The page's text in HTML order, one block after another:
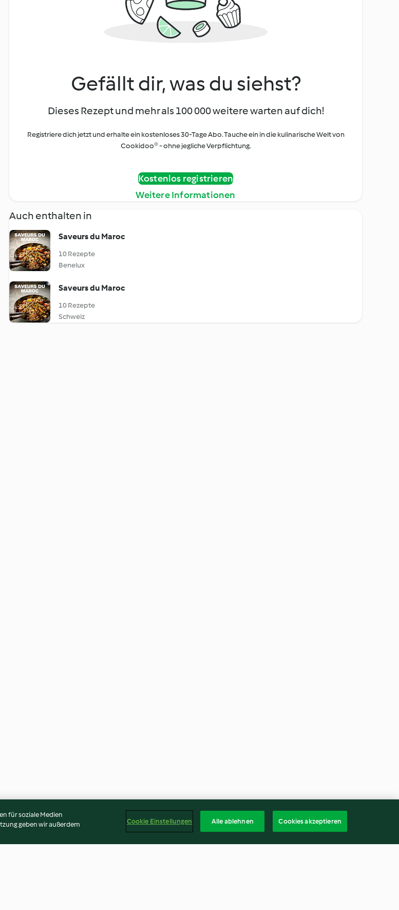
Gefällt dir, was du siehst?
Dieses Rezept und mehr als 100 000 weitere warten auf dich!
Registriere dich jetzt und erhalte ein kostenloses 30-Tage Abo. Tauche ein in die kulinarische Welt von
Cookidoo® - ohne jegliche Verpflichtung.
Kostenlos registrieren
Weitere Informationen
Auch enthalten in
Saveurs du Maroc
10 Rezepte
Benelux
Saveurs du Maroc
10 Rezepte
Schweiz
für soziale Medien
geben wir außerdem
Cookie Einstellungen Alle ablehnen Cookies akzeptieren